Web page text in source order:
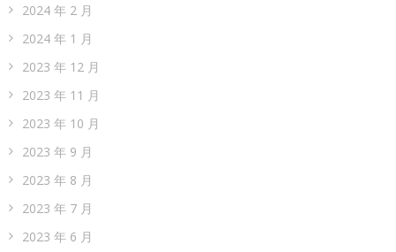
2024 年 2 月
2024 年 1 月
2023 年 12 月
2023 年 11 月
2023 年 10 月
2023 年 9 月
2023 年 8 月
2023 年 7 月
2023 年 6 月